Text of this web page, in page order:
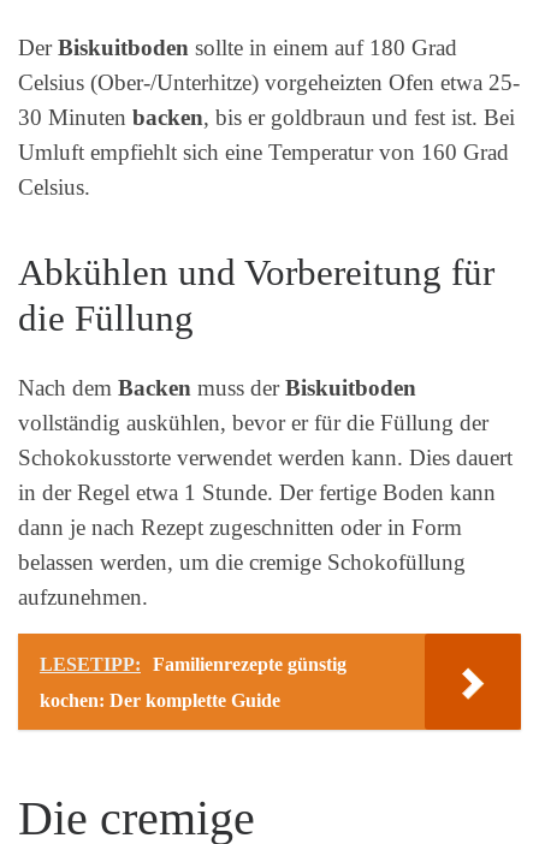
DerBiskuitboden sollte in einem auf 180 Grad
Celsius (Ober-/Unterhitze) vorgeheizten Ofen etwa 25-
30 Minuten backen, bis er goldbraun und fest ist. Bei
Umluft empfiehlt sich eine Temperatur von 160 Grad
Celsius.
Abkühlen und Vorbereitung für
die Füllung
Nach dem Backen muss derBiskuitboden
vollständig auskühlen, bevor er für die Füllung der
Schokokusstorte verwendet werden kann. Dies dauert
in der Regel etwa 1 Stunde. Der fertige Boden kann
dann je nach Rezept zugeschnitten oder in Form
belassen werden, um die cremige Schokofüllung
aufzunehmen.
LESETIPP:
Familienrezepte günstig
kochen: Der komplette Guide
Die cremige